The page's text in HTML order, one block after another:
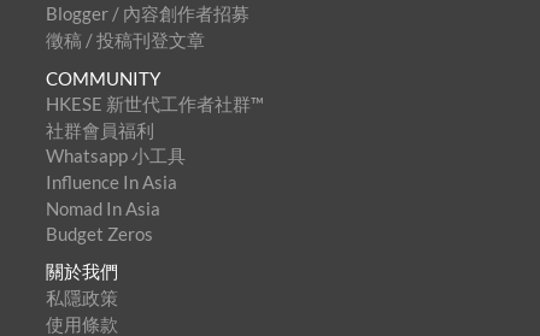
Blogger / 內容創作者招募
徵稿 / 投稿刊登文章
COMMUNITY
HKESE 新世代工作者社群™
社群會員福利
Whatsapp 小工具
Influence In Asia
Nomad In Asia
Budget Zeros
關於我們
私隱政策
使用條款